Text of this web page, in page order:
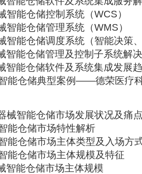
智能仓储控制系统（WCS）
智能仓储管理系统（WMS）
智能仓储调度系统（智能决策
智能仓储管理及控制子系统解
智能仓储软件及系统集成发展
能仓储典型案例——德荣医疗
械智能仓储市场发展状况及痛
能仓储市场特性解析
能仓储市场主体类型及入场方
能仓储市场主体规模及特征
智能仓储市场主体规模